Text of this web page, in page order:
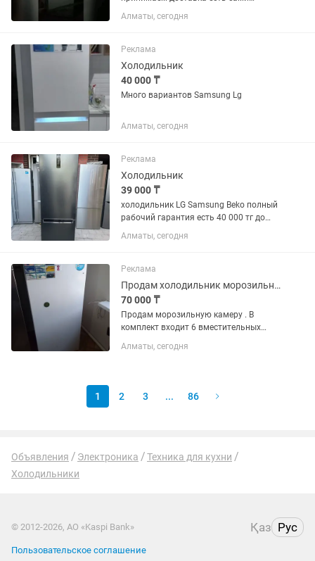
забирём
Алматы, сегодня
Реклама
Холодильник
40 000 ₸
Много вариантов Samsung Lg
Алматы, сегодня
Реклама
Холодильник
39 000 ₸
холодильник LG Samsung Beko полный
рабочий гарантия есть 40 000 тг до
150 000 тг много сразу
Алматы, сегодня
Реклама
Продам холодильник морозильник
70 000 ₸
Продам морозильную камеру . В
комплект входит 6 вместительных
Температура охлаждения и заморозки
Алматы, сегодня
1 2 3 ... 86
Объявления Электроника
Техника для кухни
Холодильники
© 2012-2026, АО «Kaspi Bank» Қаз Рус
Пользовательское соглашение